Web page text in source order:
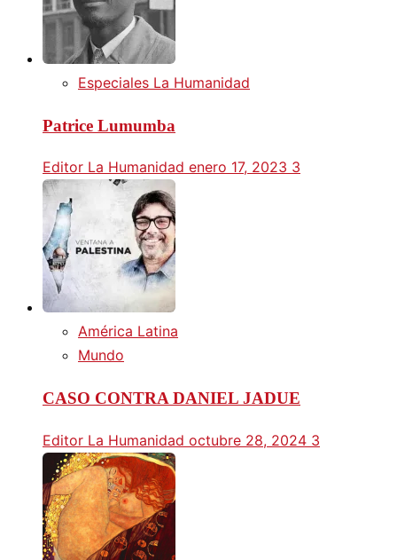
Especiales La Humanidad
Patrice Lumumba
Editor La Humanidad enero 17, 2023 3
América Latina
Mundo
CASO CONTRA DANIEL JADUE
Editor La Humanidad octubre 28, 2024 3